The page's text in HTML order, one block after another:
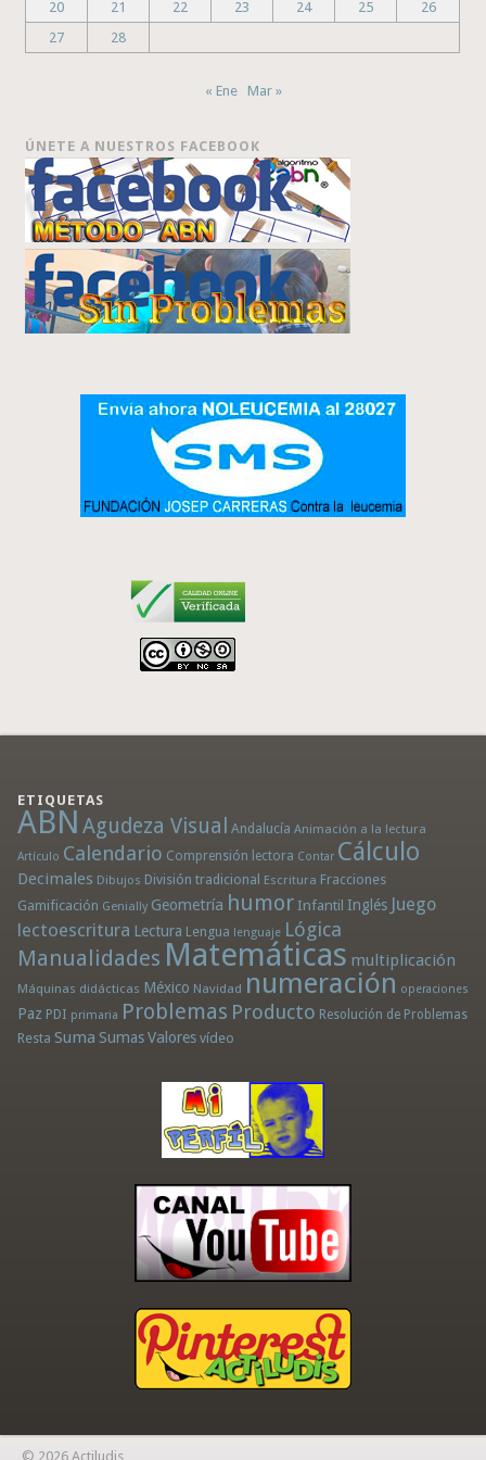
20
21 22 23 24 25
26
27
28
« Ene Mar »
ÚNETE A NUESTROS FACEBOOK
ETIQUETAS
ABN Agudeza Visual Andalucía Animación a la lectura
Artículo Calendario Comprensión lectora Contar Cálculo
Decimales Dibujos División tradicional Escritura Fracciones
Gamificación Genially Geometría humor Infantil Inglés Juego
lectoescritura Lectura Lengua lenguaje Lógica
Manualidades Matemáticas multiplicación
Máquinas didácticas México Navidad numeración operaciones
Paz PDI primaria Problemas Producto Resolución de Problemas
Resta Suma Sumas Valores vídeo
© 2026 Actiludis